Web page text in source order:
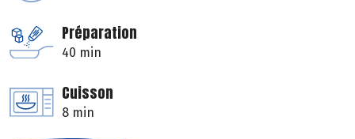
Préparation
40 min
Cuisson
8 min